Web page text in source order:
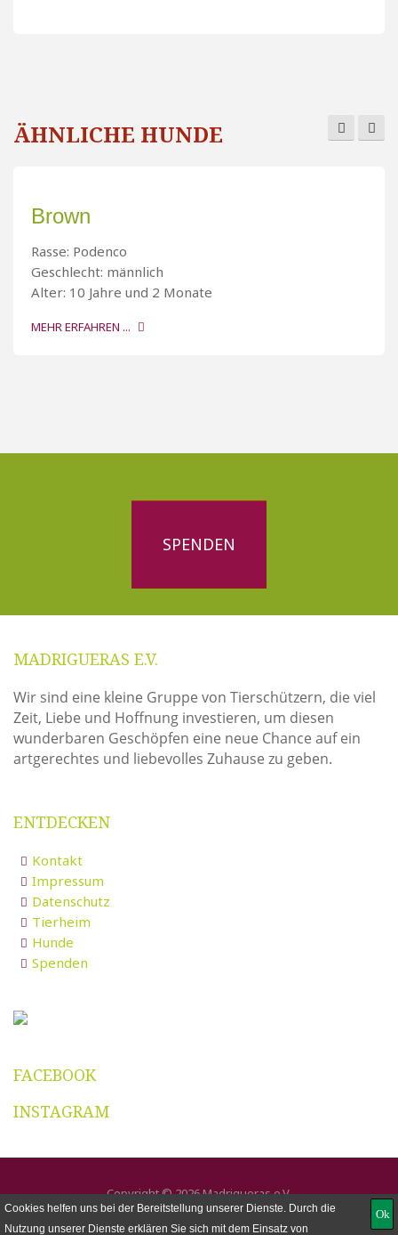
ÄHNLICHE HUNDE
Brown
Rasse: Podenco
Geschlecht: männlich
Alter: 10 Jahre und 2 Monate
MEHR ERFAHREN ...
SPENDEN
MADRIGUERAS E.V.
Wir sind eine kleine Gruppe von Tierschützern, die viel
Zeit, Liebe und Hoffnung investieren, um diesen
wunderbaren Geschöpfen eine neue Chance auf ein
artgerechtes und liebevolles Zuhause zu geben.
ENTDECKEN
Kontakt
Impressum
Datenschutz
Tierheim
Hunde
Spenden
FACEBOOK
INSTAGRAM
Copyright © 2026 Madrigueras e.V.